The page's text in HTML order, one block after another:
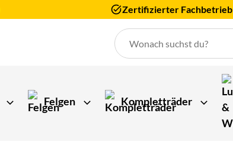
Zertifizierter Fachbetrieb
Felgen Kompletträder